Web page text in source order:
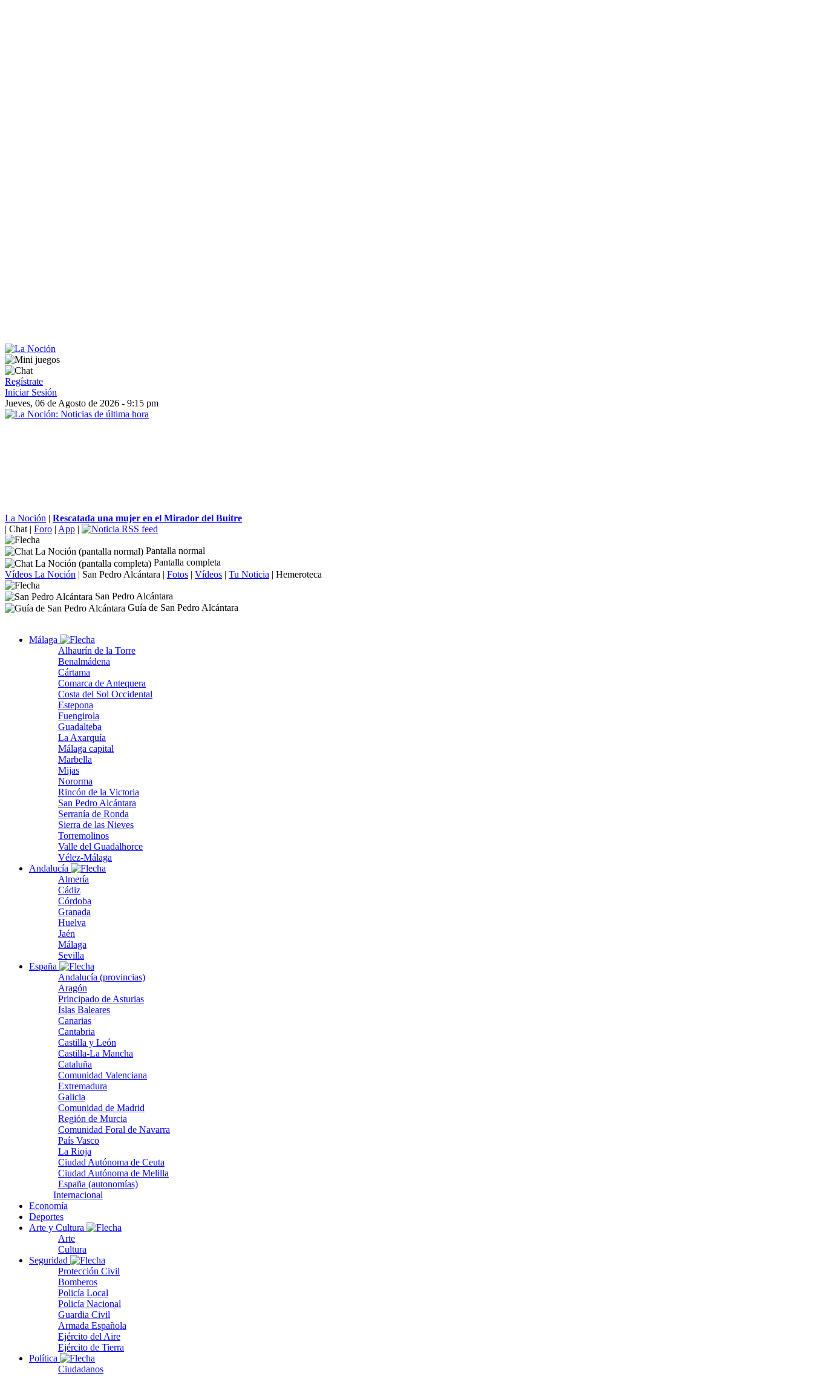
Regístrate
Iniciar Sesión
Jueves, 06 de Agosto de 2026 - 9:15 pm
La Noción | Rescatada una mujer en el Mirador del Buitre
| Chat | Foro | App |
Pantalla normal
Pantalla completa
Vídeos La Noción | San Pedro Alcántara | Fotos | Vídeos | Tu Noticia | Hemeroteca
San Pedro Alcántara
Guía de San Pedro Alcántara
Málaga
Alhaurín de la Torre
Benalmádena
Cártama
Comarca de Antequera
Costa del Sol Occidental
Estepona
Fuengirola
Guadalteba
La Axarquía
Málaga capital
Marbella
Mijas
Nororma
Rincón de la Victoria
San Pedro Alcántara
Serranía de Ronda
Sierra de las Nieves
Torremolinos
Valle del Guadalhorce
Vélez-Málaga
Andalucía
Almería
Cádiz
Córdoba
Granada
Huelva
Jaén
Málaga
Sevilla
España
Andalucía (provincias)
Aragón
Principado de Asturias
Islas Baleares
Canarias
Cantabria
Castilla y León
Castilla-La Mancha
Cataluña
Comunidad Valenciana
Extremadura
Galicia
Comunidad de Madrid
Región de Murcia
Comunidad Foral de Navarra
País Vasco
La Rioja
Ciudad Autónoma de Ceuta
Ciudad Autónoma de Melilla
España (autonomías)
Internacional
Economía
Deportes
Arte y Cultura
Arte
Cultura
Seguridad
Protección Civil
Bomberos
Policía Local
Policía Nacional
Guardia Civil
Armada Española
Ejército del Aire
Ejército de Tierra
Política
Ciudadanos